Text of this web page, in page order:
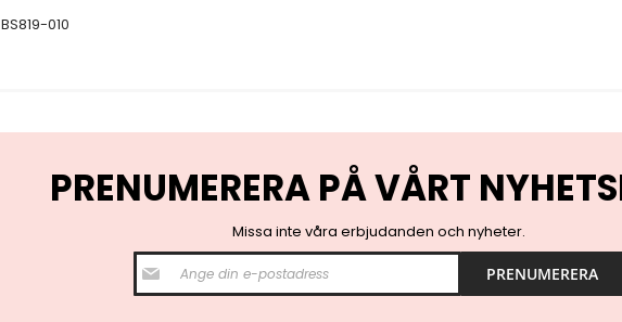
BS819-010
PRENUMERERA PÅ VÅRT
Missa inte våra erbjudanden och nyheter.
S
i
g
PRENUMERERA